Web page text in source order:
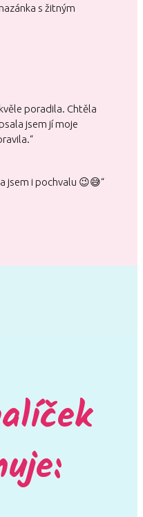
s žitným
poradila. Chtěla
jsem jí moje
jsem i pochvalu 😉😅“